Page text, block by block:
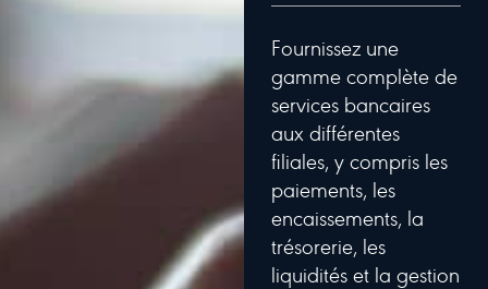
Fournissez une
gamme complète de
services bancaires
aux différentes
filiales, y compris les
paiements, les
encaissements, la
trésorerie, les
liquidités et la gestion